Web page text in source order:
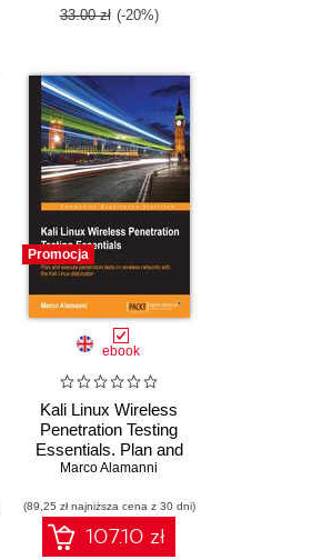
33.00 zł (-20%)
Promocja
ebook
Kali Linux Wireless
Penetration Testing
Essentials. Plan and
execute penetration
networks with the Kali
Linux distribution
Marco Alamanni
(89,25 zł najniższa cena z 30 dni)
107.10 zł